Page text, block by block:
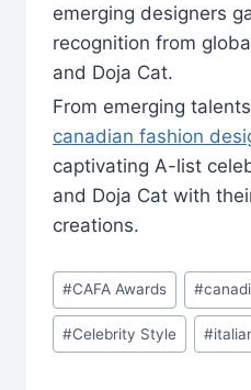
emerging designers
recognition from
and Doja Cat.
From emerging
canadian fashion
captivating A-list
and Doja Cat with
creations.
Post
Tags:
#CAFA Awards #
#Celebrity Style #